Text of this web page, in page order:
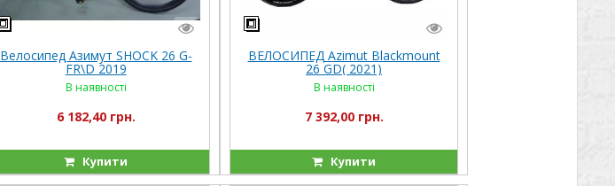
Велосипед Азимут SHOCK 26 G-
FR\D 2019
В наявності
6 182,40 грн.
Купити
ВЕЛОСИПЕД Azimut Blackmount
26 GD( 2021)
В наявності
7 392,00 грн.
Купити